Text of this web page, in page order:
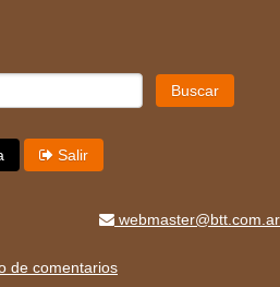
Buscar
Salir
webmaster@btt.com.ar
de comentarios